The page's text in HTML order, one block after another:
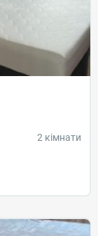
2 кімнати